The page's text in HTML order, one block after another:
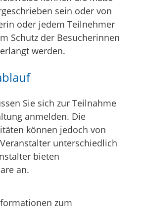
sein oder von
oder jedem Teilnehmer
Schutz der Besucherinnen
werden.
Sie sich zur Teilnahme
anmelden. Die
können jedoch von
unterschiedlich
bieten
an.
zum